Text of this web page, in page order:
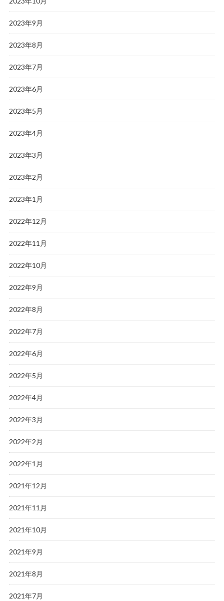
2023年9月
2023年8月
2023年7月
2023年6月
2023年5月
2023年4月
2023年3月
2023年2月
2023年1月
2022年12月
2022年11月
2022年10月
2022年9月
2022年8月
2022年7月
2022年6月
2022年5月
2022年4月
2022年3月
2022年2月
2022年1月
2021年12月
2021年11月
2021年10月
2021年9月
2021年8月
2021年7月